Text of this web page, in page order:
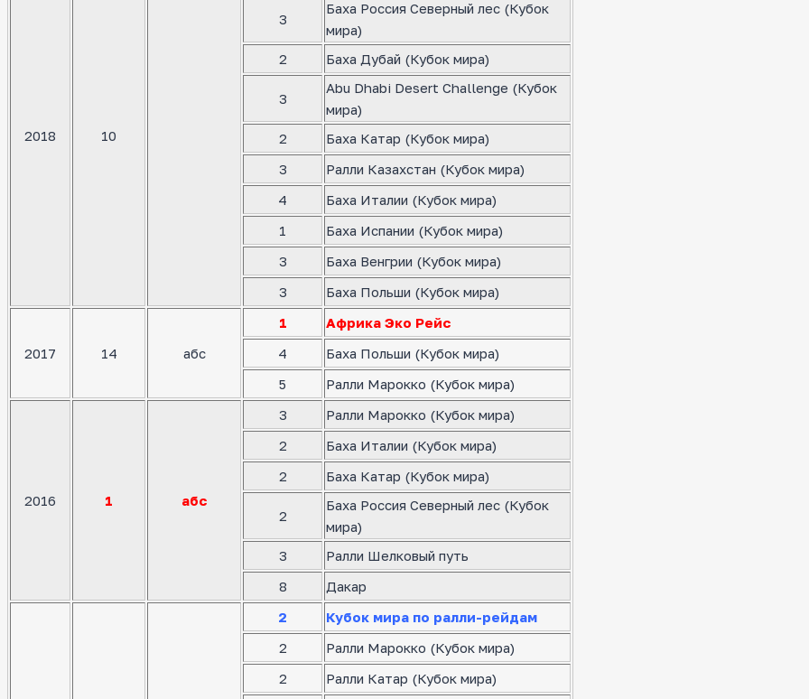
2018 10
3
Баха Россия Северный лес (Кубок
мира)
2
Баха Дубай (Кубок мира)
3
Abu Dhabi Desert Challenge (Кубок
мира)
2
Баха Катар (Кубок мира)
3
Ралли Казахстан (Кубок мира)
4
Баха Италии (Кубок мира)
1
Баха Испании (Кубок мира)
3
Баха Венгрии (Кубок мира)
3
Баха Польши (Кубок мира)
2017 14 абс
1
Африка Эко Рейс
4
Баха Польши (Кубок мира)
5
Ралли Марокко (Кубок мира)
2016 1 абс
3
Ралли Марокко (Кубок мира)
2
Баха Италии (Кубок мира)
2
Баха Катар (Кубок мира)
2
Баха Россия Северный лес (Кубок
мира)
3
Ралли Шелковый путь
8
Дакар
2
Кубок мира по ралли-рейдам
2
Ралли Марокко (Кубок мира)
2
Ралли Катар (Кубок мира)